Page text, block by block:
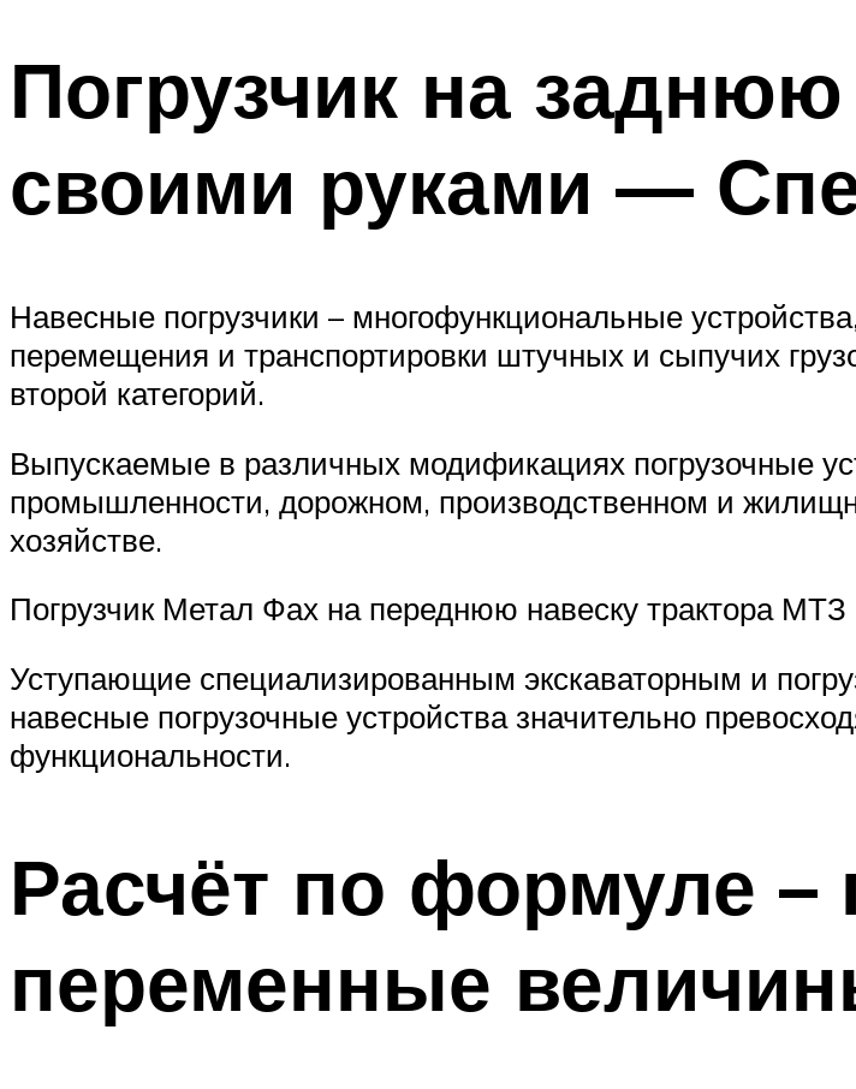
Погрузчик на заднюю
своими руками —
Навесные погрузчики – многофункциональные
перемещения и транспортировки штучных и сыпучих
второй категорий.
Выпускаемые в различных модификациях погрузочные
промышленности, дорожном, производственном и
хозяйстве.
Погрузчик Метал Фах на переднюю навеску трактора МТЗ
Уступающие специализированным экскаваторным и
навесные погрузочные устройства значительно
функциональности.
Расчёт по формуле –
переменные